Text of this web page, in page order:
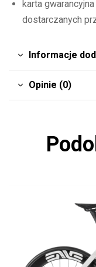
karta
dostarczanych
Informacje
Opinie (0)